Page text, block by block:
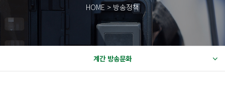
HOME > 방송정책
계간 방송문화